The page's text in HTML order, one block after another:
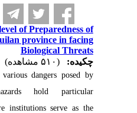
level of Preparedness of
province in facing
Biological Threats
چکیده:
various dangers posed by
hold particular
institutions serve as the